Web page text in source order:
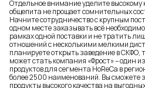
Отдельное внимание уделите высокому
общепита не прощает сомнительных
Начните сотрудничество с крупным
одном месте заказывать всё
рамках одной поставки и не тратить
отношений с несколькими мелкими
планируете открыть заведение в
может стать компания «Фрост» – один
продуктов для сегмента HoReCa в
более 2500 наименований. Вы сможете
продукты высокого качества на